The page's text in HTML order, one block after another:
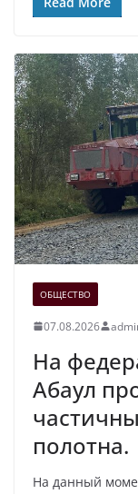
ОБЩЕСТВО
07.08.2026
На
Абаул
полотна.
На данный